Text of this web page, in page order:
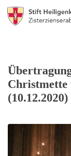
(10.12.2020)